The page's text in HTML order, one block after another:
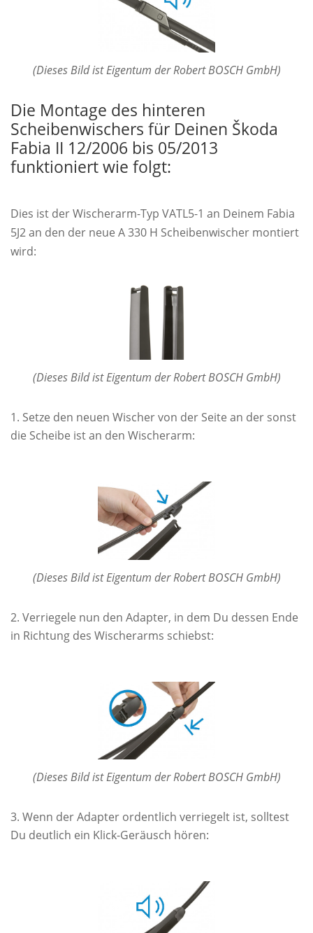
(Dieses Bild ist Eigentum der Robert BOSCH GmbH)
Die Montage des hinteren
Scheibenwischers für Deinen Škoda
Fabia II 12/2006 bis 05/2013
funktioniert wie folgt:
Dies ist der Wischerarm-Typ VATL5-1 an Deinem Fabia
5J2 an den der neue A 330 H Scheibenwischer montiert
wird:
(Dieses Bild ist Eigentum der Robert BOSCH GmbH)
Setze den neuen Wischer von der Seite an der sonst
die Scheibe ist an den Wischerarm:
(Dieses Bild ist Eigentum der Robert BOSCH GmbH)
Verriegele nun den Adapter, in dem Du dessen Ende
in Richtung des Wischerarms schiebst:
(Dieses Bild ist Eigentum der Robert BOSCH GmbH)
Wenn der Adapter ordentlich verriegelt ist, solltest
Du deutlich ein Klick-Geräusch hören: